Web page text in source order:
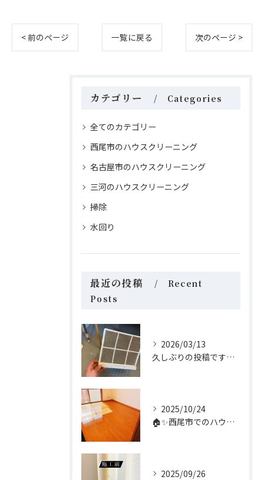
< 前のページ 一覧に戻る 次のページ >
カテゴリー Categories
全てのカテゴリー
西尾市のハウスクリーニング
名古屋市のハウスクリーニング
三河のハウスクリーニング
掃除
水回り
最近の投稿
Recent
Posts
2026/03/13
久しぶりの投稿です😊 今回は家庭内のちょっとしたヒーロー、浴...
2025/10/24
🏠✨西尾市でのハウスクリーニングなら、私たち「あらいぐま」に...
2025/09/26